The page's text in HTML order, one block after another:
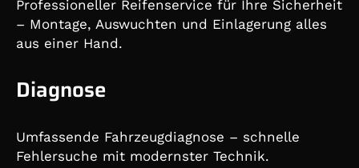
Professioneller Reifenservice für Ihre Sicherheit
– Montage, Auswuchten und Einlagerung alles
aus einer Hand.
Diagnose
Umfassende Fahrzeugdiagnose – schnelle
Fehlersuche mit modernster Technik.